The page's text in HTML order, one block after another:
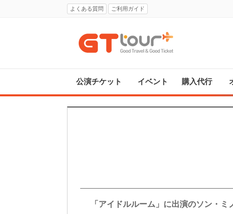
よくある質問 ご利用ガイド
公演チケット イベント 購入代行
「アイドルルーム」に出演のソン・